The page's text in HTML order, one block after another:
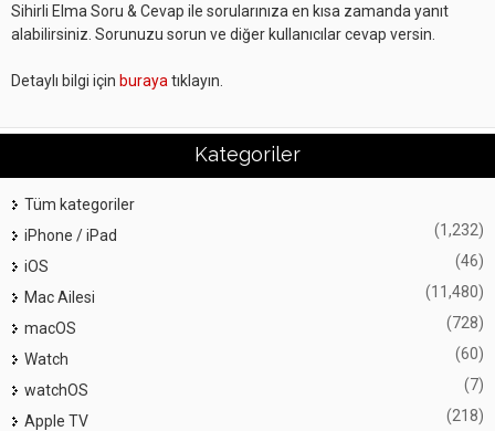
Sihirli Elma Soru & Cevap ile sorularınıza en kısa zamanda yanıt
alabilirsiniz. Sorunuzu sorun ve diğer kullanıcılar cevap versin.
Detaylı bilgi için buraya tıklayın.
Kategoriler
Tüm kategoriler
iPhone / iPad
(1,232)
iOS (46)
Mac Ailesi (11,480)
macOS (728)
Watch (60)
watchOS (7)
Apple TV (218)